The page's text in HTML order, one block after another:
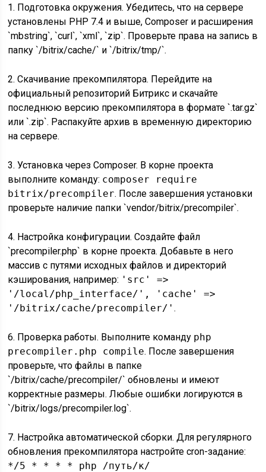
1. Подготовка окружения. Убедитесь, что на сервере
установлены PHP 7.4 и выше, Composer и расширения
`mbstring`, `curl`, `xml`, `zip`. Проверьте права на запись в
папку `/bitrix/cache/` и `/bitrix/tmp/`.
2. Скачивание прекомпилятора. Перейдите на
официальный репозиторий Битрикс и скачайте
последнюю версию прекомпилятора в формате `.tar.gz`
или `.zip`. Распакуйте архив в временную директорию
на сервере.
3. Установка через Composer. В корне проекта
выполните команду: composer require
bitrix/precompiler. После завершения установки
проверьте наличие папки `vendor/bitrix/precompiler`.
4. Настройка конфигурации. Создайте файл
`precompiler.php` в корне проекта. Добавьте в него
массив с путями исходных файлов и директорий
кэширования, например: 'src' =>
'/local/php_interface/', 'cache' =>
'/bitrix/cache/precompiler/'.
6. Проверка работы. Выполните команду php
precompiler.php compile. После завершения
проверьте, что файлы в папке
`/bitrix/cache/precompiler/` обновлены и имеют
корректные размеры. Любые ошибки логируются в
`/bitrix/logs/precompiler.log`.
7. Настройка автоматической сборки. Для регулярного
обновления прекомпилятора настройте cron-задание:
*/5 * * * * php /путь/к/